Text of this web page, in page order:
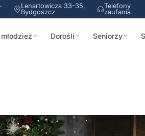
Lenartowicza 33-35,
Bydgoszcz
Telefony
zaufania
Dorośli Seniorzy